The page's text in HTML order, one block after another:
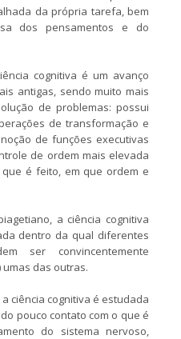
da própria tarefa, bem
dos pensamentos e do
cognitiva é um avanço
antigas, sendo muito mais
de problemas: possui
de transformação e
de funções executivas
de ordem mais elevada
é feito, em que ordem e
a ciência cognitiva
dentro da qual diferentes
ser convincentemente
das outras.
ciência cognitiva é estudada
pouco contato com o que é
do sistema nervoso,